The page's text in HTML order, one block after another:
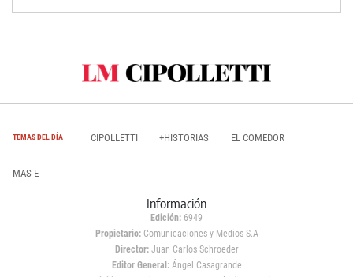
TEMAS DEL DÍA CIPOLLETTI +HISTORIAS EL COMEDOR
MAS E
Información
Edición: 6949
Propietario:Comunicaciones y Medios S.A
Director: Juan Carlos Schroeder
Editor General:Ángel Casagrande